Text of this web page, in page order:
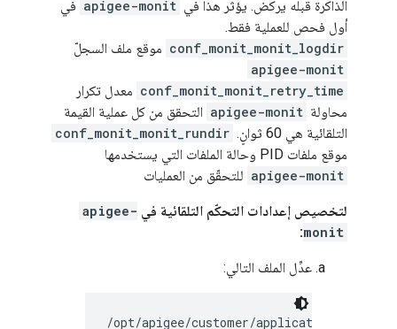
الذاكرة قبله يركض. يؤثر هذا في apigee-monit في
أول فحص للعملية فقط.
conf_monit_monit_logdir موقع ملف السجلّ
apigee-monit
conf_monit_monit_retry_time معدل تكرار
محاولة apigee-monit التحقق من كل عملية القيمة
التلقائية هي 60 ثوانٍ.
conf_monit_monit_rundir
موقع ملفات PID وحالة الملفات التي يستخدمها
apigee-monit للتحقّق من العمليات
لتخصيص إعدادات التحكّم التلقائية في apigee-
monit
:
عدِّل الملف التالي:
/opt/apigee/customer/application/